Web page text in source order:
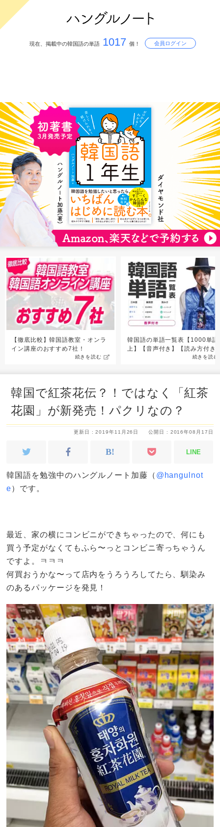
現在、掲載中の韓国語の単語 1017 個！ 会員ログイン
【徹底比較】韓国語教室・オンラ
イン講座のおすすめ7社！
続きを読む
韓国語の単語一覧表【1000単語
上】【音声付き】【読み方付き
続きを読む
韓国で紅茶花伝？！ではなく「紅茶
花園」が新発売！パクリなの？
公開日 : 2016年08月17日
更新日 : 2019年11月26日
LINE
韓国語を勉強中のハングルノート加藤（ @hangulnot
e）です。
最近、家の横にコンビニができちゃったので、何にも
買う予定がなくてもふら〜っとコンビニ寄っちゃうん
ですよ。ㅋㅋㅋ
何買おうかな〜って店内をうろうろしてたら、馴染み
のあるパッケージを発見！